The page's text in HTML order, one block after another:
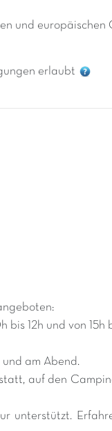
und europäischen
erlaubt
12h und von 15h
am Abend.
auf den
unterstützt.